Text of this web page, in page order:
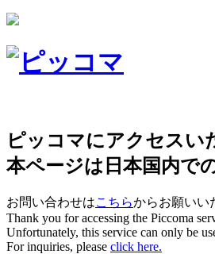
ピッコマにアクセスい
本ページは日本国内で
お問い合わせはこちらからお願いい
Thank you for accessing the Piccoma
Unfortunately, this service can only be
For inquiries, please click here.